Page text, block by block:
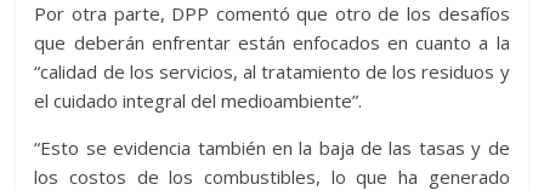
Por otra parte, DPP comentó que otro de los desafíos
que deberán enfrentar están enfocados en cuanto a la
“calidad de los servicios, al tratamiento de los residuos y
el cuidado integral del medioambiente”.
“Esto se evidencia también en la baja de las tasas y de
los costos de los combustibles, lo que ha generado